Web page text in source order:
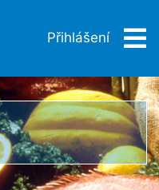
Přihlášení